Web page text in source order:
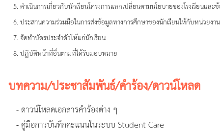
ดำเนินการเกี่ยวกับนักเรียนโครงการแลกเปลี่ยนตามนโยบายของโรงเรียนแล
ประสานความร่วมมือในการส่งข้อมูลทางการศึกษาของนักเรียนให้กับหน่วยงา
จัดทำบัตรประจำตัวให้แก่นักเรียน
ปฏิบัติหน้าที่อื่นตามที่ได้รับมอบหมาย
บทความ/ประชาสัมพันธ์/คำร้อง/ดาวน์โหลด
- ดาวน์โหลดเอกสารคำร้องต่าง ๆ
- คู่มือการบันทึกคะแนนในระบบ Student Care